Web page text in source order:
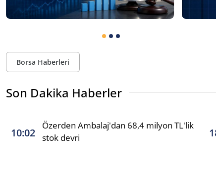
Borsa Haberleri
Son Dakika Haberler
10:02
Özerden Ambalaj'dan 68,4 milyon TL'lik
stok devri